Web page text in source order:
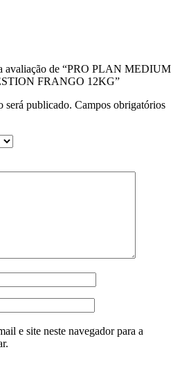
avaliação de “PRO PLAN MEDIUM
FRANGO 12KG”
será publicado. Campos obrigatórios
e site neste navegador para a